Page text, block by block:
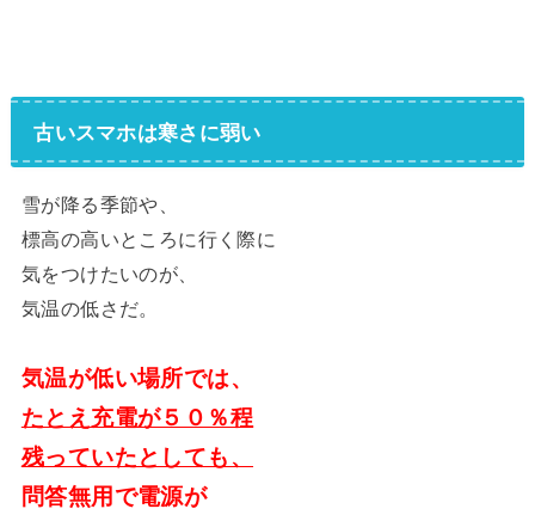
古いスマホは寒さに弱い
雪が降る季節や、
標高の高いところに行く際に
気をつけたいのが、
気温の低さだ。
気温が低い場所では、
たとえ充電が５０％程
残っていたとしても、
問答無用で電源が